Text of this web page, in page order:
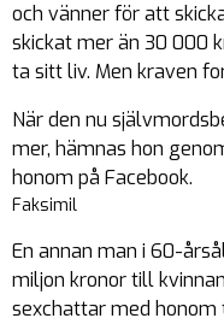
och vänner för att
skickat mer än 30 000
ta sitt liv. Men kraven
När den nu
mer, hämnas hon
honom på Facebook.
Faksimil
En annan man i 60-
miljon kronor till
sexchattar med